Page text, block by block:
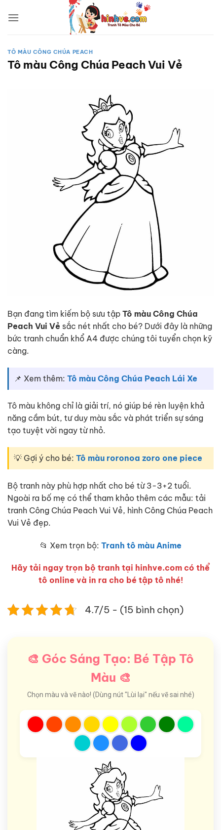
qua
TÔ MÀU CÔNG CHÚA PEACH
Tô màu Công Chúa Peach Vui Vẻ
Bạn đang tìm kiếm bộ sưu tập Tô màu Công Chúa
Peach Vui Vẻ sắc nét nhất cho bé? Dưới đây là những
bức tranh chuẩn khổ A4 được chúng tôi tuyển chọn kỹ
càng.
📌 Xem thêm: Tô màu Công Chúa Peach Lái Xe
Tô màu không chỉ là giải trí, nó giúp bé rèn luyện khả
năng cầm bút, tư duy màu sắc và phát triển sự sáng
tạo tuyệt vời ngay từ nhỏ.
💡 Gợi ý cho bé: Tô màu roronoa zoro one piece
Bộ tranh này phù hợp nhất cho bé từ 3-3+2 tuổi.
Ngoài ra bố mẹ có thể tham khảo thêm các mẫu: tải
tranh Công Chúa Peach Vui Vẻ, hình Công Chúa Peach
Vui Vẻ đẹp.
📂 Xem trọn bộ: Tranh tô màu Anime
Hãy tải ngay trọn bộ tranh tại hinhve.com có thể
tô online và in ra cho bé tập tô nhé!
4.7/5 - (15 bình chọn)
🎨 Góc Sáng Tạo: Bé Tập Tô
Màu 🎨
Chọn màu và vẽ nào! (Dùng nút "Lùi lại" nếu vẽ sai nhé)